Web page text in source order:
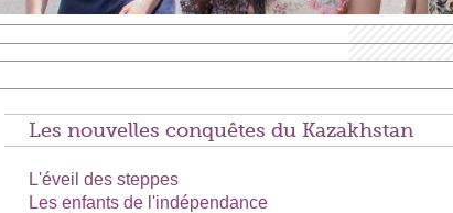
Les nouvelles conquêtes du Kazakhstan
L'éveil des steppes
Les enfants de l'indépendance